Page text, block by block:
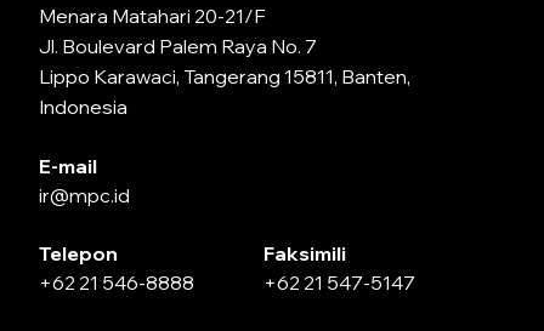
Menara Matahari 20-21/F
Jl. Boulevard Palem Raya No. 7
Lippo Karawaci, Tangerang 15811, Banten,
Indonesia
E-mail
ir@mpc.id
Telepon
+62 21 546-8888
Faksimili
+62 21 547-5147